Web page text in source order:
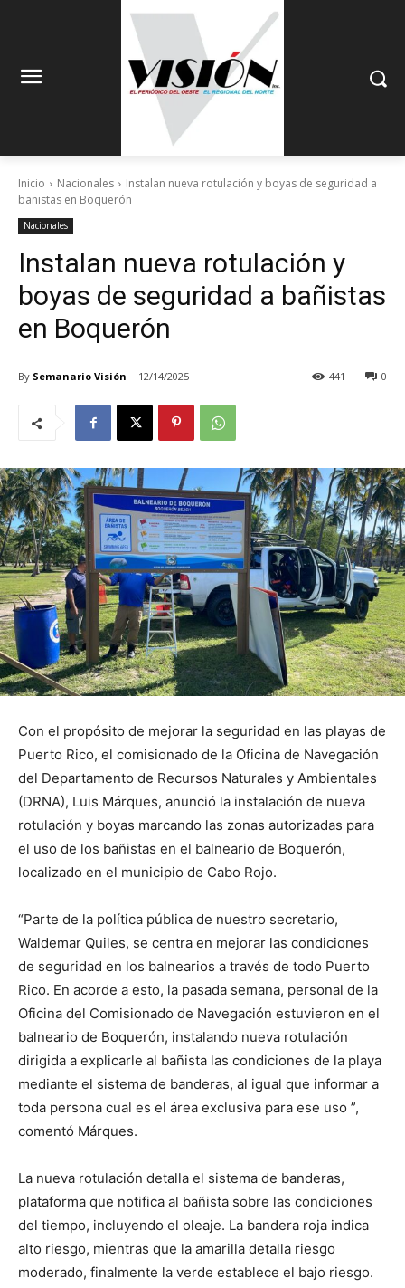
Inicio Nacionales
Instalan nueva rotulación y boyas de seguridad a
bañistas en Boquerón
Nacionales
Instalan nueva rotulación y
boyas de seguridad a bañistas
en Boquerón
By Semanario Visión 12/14/2025 0
441
Con el propósito de mejorar la seguridad en las playas de
Puerto Rico, el comisionado de la Oficina de Navegación
del Departamento de Recursos Naturales y Ambientales
(DRNA), Luis Márques, anunció la instalación de nueva
rotulación y boyas marcando las zonas autorizadas para
el uso de los bañistas en el balneario de Boquerón,
localizado en el municipio de Cabo Rojo.
“Parte de la política pública de nuestro secretario,
Waldemar Quiles, se centra en mejorar las condiciones
de seguridad en los balnearios a través de todo Puerto
Rico. En acorde a esto, la pasada semana, personal de la
Oficina del Comisionado de Navegación estuvieron en el
balneario de Boquerón, instalando nueva rotulación
dirigida a explicarle al bañista las condiciones de la playa
mediante el sistema de banderas, al igual que informar a
toda persona cual es el área exclusiva para ese uso ”,
comentó Márques.
La nueva rotulación detalla el sistema de banderas,
plataforma que notifica al bañista sobre las condiciones
del tiempo, incluyendo el oleaje. La bandera roja indica
alto riesgo, mientras que la amarilla detalla riesgo
moderado, finalmente la verde establece el bajo riesgo.